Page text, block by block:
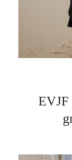
EVJF